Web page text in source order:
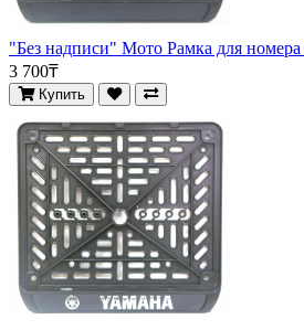
"Без надписи" Мото Рамка для номера
3 700₸
Купить